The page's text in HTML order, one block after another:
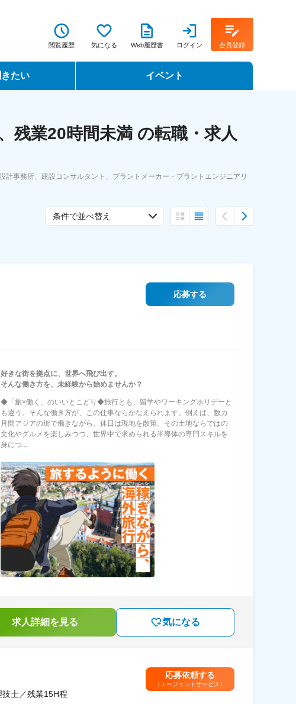
閲覧履歴 気になる Web履歴書 ログイン 会員登録
たい イベント
転職フェア
残業20時間未満 の転職・求人
事務所、建設コンサルタント、プラントメーカー・プラントエンジニアリ
条件で並べ替え
応募する
好きな街を拠点に、世界へ飛び出す。
そんな働き方を、未経験から始めませんか？
◆「旅×働く」のいいとこどり◆旅行とも、留学やワーキングホリデーと
も違う。そんな働き方が、この仕事ならかなえられます。例えば、数カ
月間アジアの街で働きながら、休日は現地を散策。その土地ならではの
文化やグルメを楽しみつつ、世界中で求められる半導体の専門スキルを
身につ...
求人詳細を見る 気になる
士／残業15H程
応募依頼する
（エージェントサービス）